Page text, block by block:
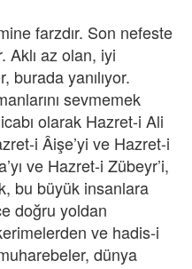
farzdır. Son nefeste
Aklı az olan, iyi
burada yanılıyor.
sevmemek
olarak Hazret-i Ali
i Âişe’yi ve Hazret-i
ve Hazret-i Zübeyr’i,
bu büyük insanlara
doğru yoldan
ve hadis-i
dünya